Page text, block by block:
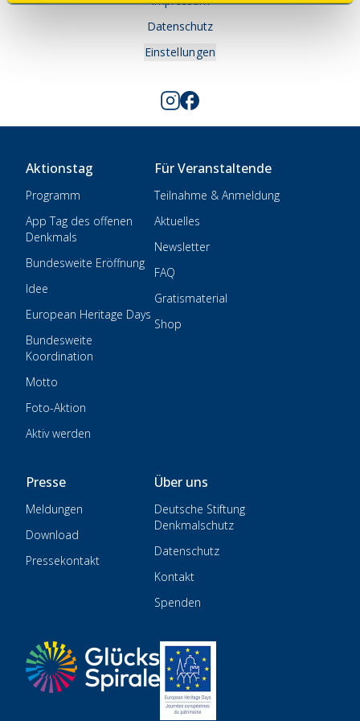
Datenschutz
Einstellungen
Aktionstag
Programm
App Tag des offenen
Denkmals
Bundesweite Eröffnung
Idee
European Heritage Days
Bundesweite
Koordination
Motto
Foto-Aktion
Aktiv werden
Für Veranstaltende
Teilnahme & Anmeldung
Aktuelles
Newsletter
FAQ
Gratismaterial
Shop
Presse
Meldungen
Download
Pressekontakt
Über uns
Deutsche Stiftung
Denkmalschutz
Datenschutz
Kontakt
Spenden